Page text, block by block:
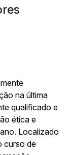
na última
qualificado e
ética e
Localizado
curso de